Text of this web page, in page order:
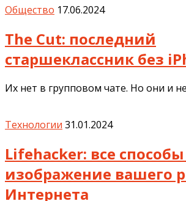
Общество 17.06.2024
The Cut: последний
старшеклассник без
Их нет в групповом чате. Но они и
Технологии 31.01.2024
Lifehacker: все
изображение вашего
Интернета